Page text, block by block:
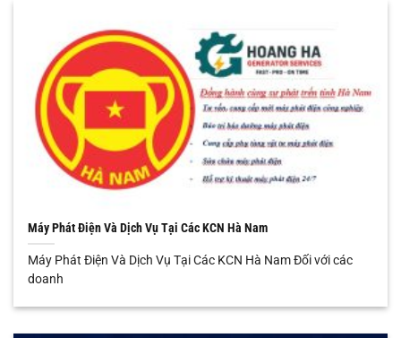
Máy Phát Điện Và Dịch Vụ Tại Các KCN Hà Nam
Máy Phát Điện Và Dịch Vụ Tại Các KCN Hà Nam Đối với các
doanh